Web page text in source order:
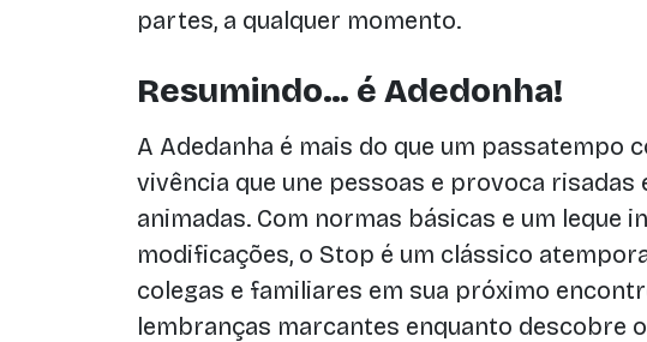
partes, a qualquer momento.
Resumindo… é Adedonha!
A Adedanha é mais do que um passatempo
vivência que une pessoas e provoca risadas
animadas. Com normas básicas e um leque
modificações, o Stop é um clássico
colegas e familiares em sua próximo
lembranças marcantes enquanto descobre